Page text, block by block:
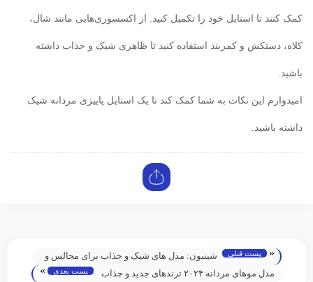
کمک کنند تا استایل خود را تکمیل کنید. از اکسسوری‌هایی مانند شال،
کلاه، دستکش و کمربند استفاده کنید تا ظاهری شیک و جذاب داشته
باشید.
امیدوارم این نکات به شما کمک کند تا یک استایل پاییزی مردانه شیک
داشته باشید.
« پست قبلی
شینیون: مدل های شیک و جذاب برای مجالس و
مهمانی هامدل موهای مردانه ۲۰۲۴ ترندهای جدید و جذاب
پست بعدی »